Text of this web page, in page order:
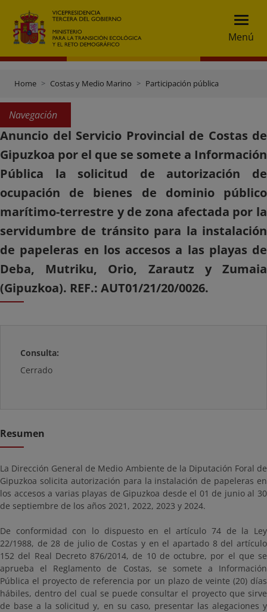
Menú
Home Costas y Medio Marino Participación pública
Navegación
Anuncio del Servicio Provincial de Costas de
Gipuzkoa por el que se somete a Información
Pública la solicitud de autorización de
ocupación de bienes de dominio público
marítimo-terrestre y de zona afectada por la
servidumbre de tránsito para la instalación
de papeleras en los accesos a las playas de
Deba, Mutriku, Orio, Zarautz y Zumaia
(Gipuzkoa). REF.: AUT01/21/20/0026.
Consulta:
Cerrado
Resumen
La Dirección General de Medio Ambiente de la Diputación Foral de
Gipuzkoa solicita autorización para la instalación de papeleras en
los accesos a varias playas de Gipuzkoa desde el 01 de junio al 30
de septiembre de los años 2021, 2022, 2023 y 2024.
De conformidad con lo dispuesto en el artículo 74 de la Ley
22/1988, de 28 de julio de Costas y en el apartado 8 del artículo
152 del Real Decreto 876/2014, de 10 de octubre, por el que se
aprueba el Reglamento de Costas, se somete a Información
Pública el proyecto de referencia por un plazo de veinte (20) días
hábiles, dentro del cual se puede consultar el proyecto que sirve
de base a la solicitud y, en su caso, presentar las alegaciones y